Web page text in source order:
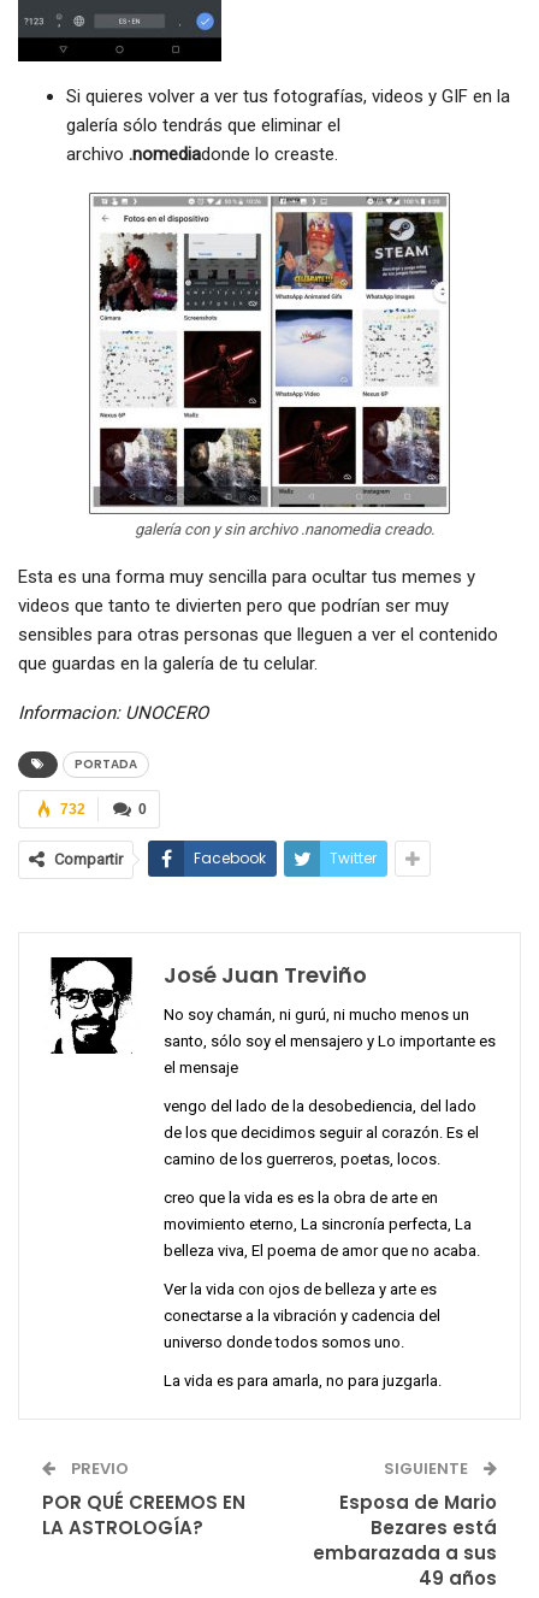
Si quieres volver a ver tus fotografías, videos y GIF en la
galería sólo tendrás que eliminar el
archivo .nomediadonde lo creaste.
galería con y sin archivo .nanomedia creado.
Esta es una forma muy sencilla para ocultar tus memes y
videos que tanto te divierten pero que podrían ser muy
sensibles para otras personas que lleguen a ver el contenido
que guardas en la galería de tu celular.
Informacion: UNOCERO
PORTADA
0
732
Compartir Facebook Twitter
José Juan Treviño
No soy chamán, ni gurú, ni mucho menos un
santo, sólo soy el mensajero y Lo importante es
el mensaje
vengo del lado de la desobediencia, del lado
de los que decidimos seguir al corazón. Es el
camino de los guerreros, poetas, locos.
creo que la vida es es la obra de arte en
movimiento eterno, La sincronía perfecta, La
belleza viva, El poema de amor que no acaba.
Ver la vida con ojos de belleza y arte es
conectarse a la vibración y cadencia del
universo donde todos somos uno.
La vida es para amarla, no para juzgarla.
PREVIO
POR QUÉ CREEMOS EN
LA ASTROLOGÍA?
SIGUIENTE
Esposa de Mario
Bezares está
embarazada a sus
49 años